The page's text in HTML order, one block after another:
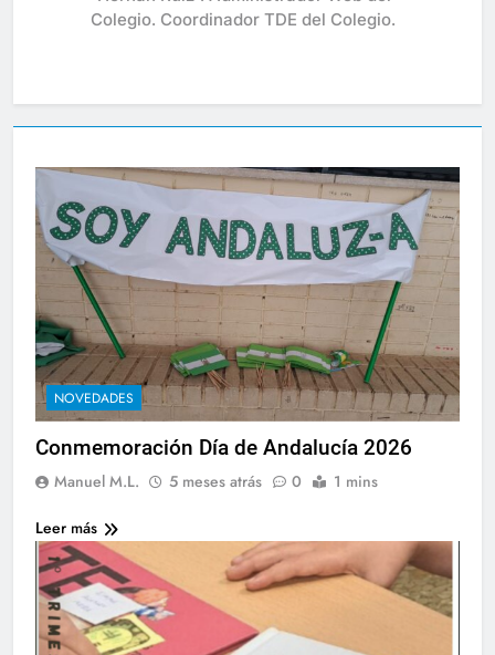
Colegio. Coordinador TDE del Colegio.
NOVEDADES
Conmemoración Día de Andalucía 2026
Manuel M.L. 5 meses atrás 0 1 mins
Leer más